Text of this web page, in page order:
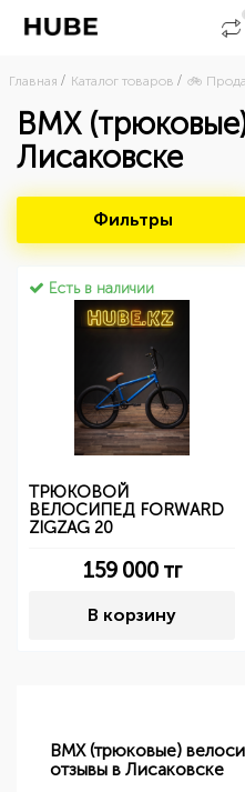
Главная Каталог товаров 🚲
BMX
Лисаковске
Фильтры
Есть в наличии
ТРЮКОВОЙ
ВЕЛОСИПЕД FORWARD
ZIGZAG 20
159 000тг
В корзину
BMX (трюковые)
отзывы в Лисаковске